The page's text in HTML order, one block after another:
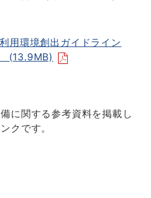
用環境創出ガイドライン
(13.9MB)
に関する参考資料を掲載し
クです。